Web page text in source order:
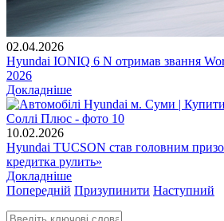
02.04.2026
Hyundai IONIQ 6 N отримав звання
2026
Докладніше
10.02.2026
Hyundai TUCSON став головним
кредитка рулить»
Докладніше
Попередній Призупинити Наступний
Введіть ключові слова для пошуку